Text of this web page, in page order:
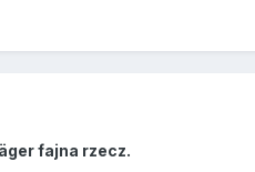
fajna rzecz.